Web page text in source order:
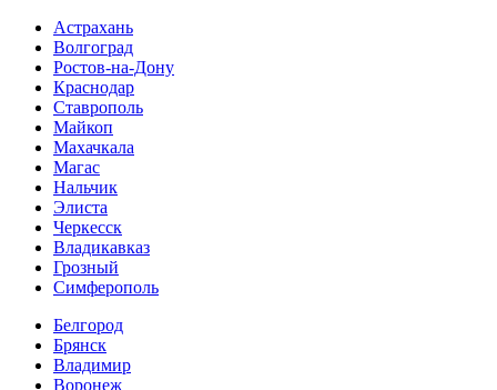
Астрахань
Волгоград
Ростов-на-Дону
Краснодар
Ставрополь
Майкоп
Махачкала
Магас
Нальчик
Элиста
Черкесск
Владикавказ
Грозный
Симферополь
Белгород
Брянск
Владимир
Воронеж